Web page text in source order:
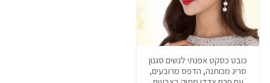
כובט כסקט אפנתי לנשים סגנון
סריג מכותנה, הדפס מרובעים,